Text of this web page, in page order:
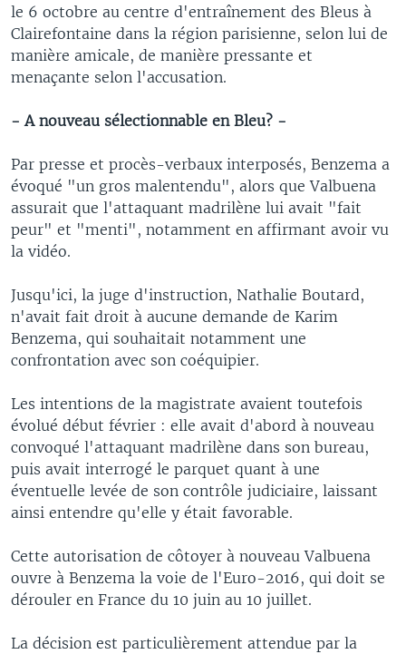
le 6 octobre au centre d'entraînement des Bleus à
Clairefontaine dans la région parisienne, selon lui de
manière amicale, de manière pressante et
menaçante selon l'accusation.
- A nouveau sélectionnable en Bleu? -
Par presse et procès-verbaux interposés, Benzema a
évoqué "un gros malentendu", alors que Valbuena
assurait que l'attaquant madrilène lui avait "fait
peur" et "menti", notamment en affirmant avoir vu
la vidéo.
Jusqu'ici, la juge d'instruction, Nathalie Boutard,
n'avait fait droit à aucune demande de Karim
Benzema, qui souhaitait notamment une
confrontation avec son coéquipier.
Les intentions de la magistrate avaient toutefois
évolué début février : elle avait d'abord à nouveau
convoqué l'attaquant madrilène dans son bureau,
puis avait interrogé le parquet quant à une
éventuelle levée de son contrôle judiciaire, laissant
ainsi entendre qu'elle y était favorable.
Cette autorisation de côtoyer à nouveau Valbuena
ouvre à Benzema la voie de l'Euro-2016, qui doit se
dérouler en France du 10 juin au 10 juillet.
La décision est particulièrement attendue par la